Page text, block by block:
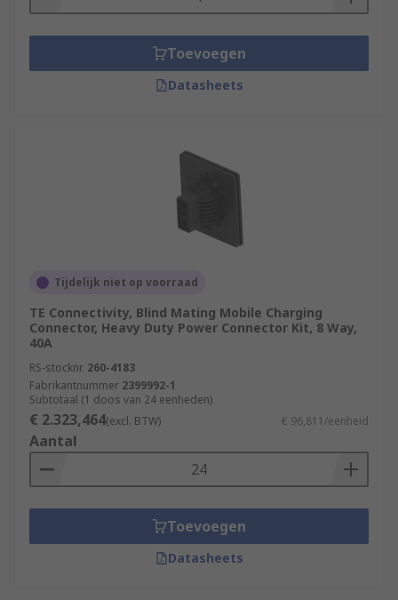
Toevoegen
Datasheets
Tijdelijk niet op voorraad
TE Connectivity, Blind Mating Mobile Charging
Connector, Heavy Duty Power Connector Kit, 8 Way,
40A
RS-stocknr. 260-4183
Fabrikantnummer 2399992-1
Subtotaal (1 doos van 24 eenheden)
€ 2.323,464(excl. BTW) € 96,811/eenheid
Aantal
Toevoegen
Datasheets